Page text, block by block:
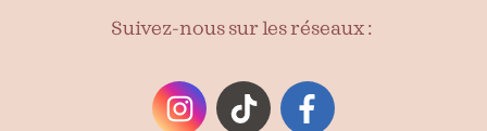
Suivez-nous sur les réseaux :